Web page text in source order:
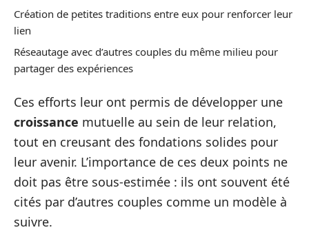
Création de petites traditions entre eux pour renforcer leur
lien
Réseautage avec d’autres couples du même milieu pour
partager des expériences
Ces efforts leur ont permis de développer une
croissance mutuelle au sein de leur relation,
tout en creusant des fondations solides pour
leur avenir. L’importance de ces deux points ne
doit pas être sous-estimée : ils ont souvent été
cités par d’autres couples comme un modèle à
suivre.